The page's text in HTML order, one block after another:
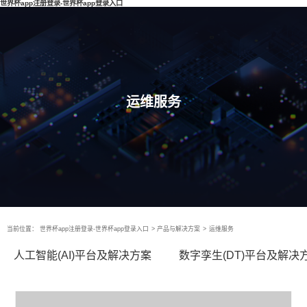
世界杯app注册登录-世界杯app登录入口
运维服务
当前位置： 世界杯app注册登录-世界杯app登录入口 > 产品与解决方案 > 运维服务
人工智能(AI)平台及解决方案 数字孪生(DT)平台及解决